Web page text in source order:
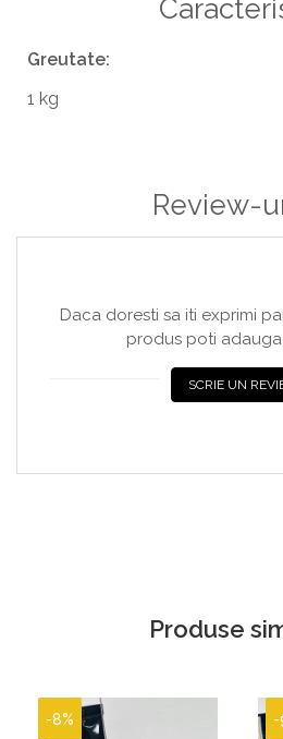
Greutate:
1 kg
Review-
Daca doresti sa iti exprimi
produs poti adauga
SCRIE UN
Produse
-8% -